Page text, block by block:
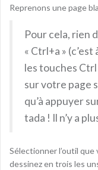
Reprenons une page
Pour cela, rien
« Ctrl+a »
les touches
sur votre page
qu’à appuyer
tada ! Il n’y a
Sélectionner l’outil
dessinez en trois les